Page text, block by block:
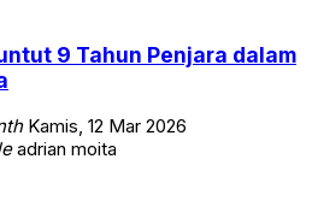
9 Tahun Penjara dalam
Kamis, 12 Mar 2026
adrian moita